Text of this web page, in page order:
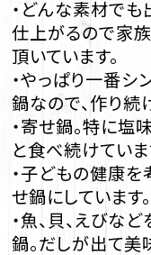
・どんな素材で
仕上がるので家
頂いています。
・やっぱり一番
鍋なので、作り続
・寄せ鍋。特に塩
と食べ続けていま
・子どもの健康を
せ鍋にしています。
・魚、貝、えびな
鍋。だしが出て美